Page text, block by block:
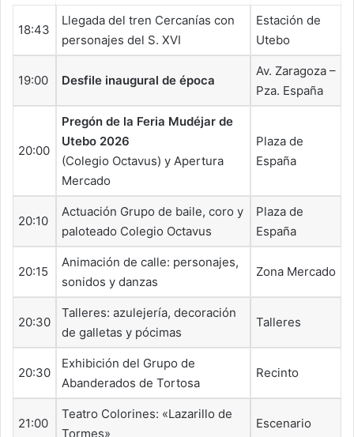
18:43
Llegada del tren Cercanías con
personajes del S. XVI
Estación de
Utebo
19:00 Desfile inaugural de época
Av. Zaragoza –
Pza. España
20:00
Pregón de la Feria Mudéjar de
Utebo 2026
(Colegio Octavus) y Apertura
Mercado
Plaza de
España
20:10
Actuación Grupo de baile, coro y
paloteado Colegio Octavus
Plaza de
España
20:15
Animación de calle: personajes,
sonidos y danzas
Zona Mercado
20:30
Talleres: azulejería, decoración
de galletas y pócimas
Talleres
20:30
Exhibición del Grupo de
Abanderados de Tortosa
Recinto
21:00
Teatro Colorines: «Lazarillo de
Tormes»
Escenario